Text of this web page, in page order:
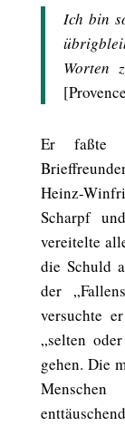
Ich bin
Worten
Er faßte
Heinz-
Scharpf
vereitelte
die Schuld
der
versuchte
„selten
gehen. Die